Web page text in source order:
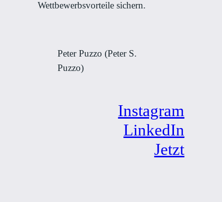
Wettbewerbsvorteile sichern.
Peter Puzzo (Peter S.
Puzzo)
Instagram
LinkedIn
Jetzt